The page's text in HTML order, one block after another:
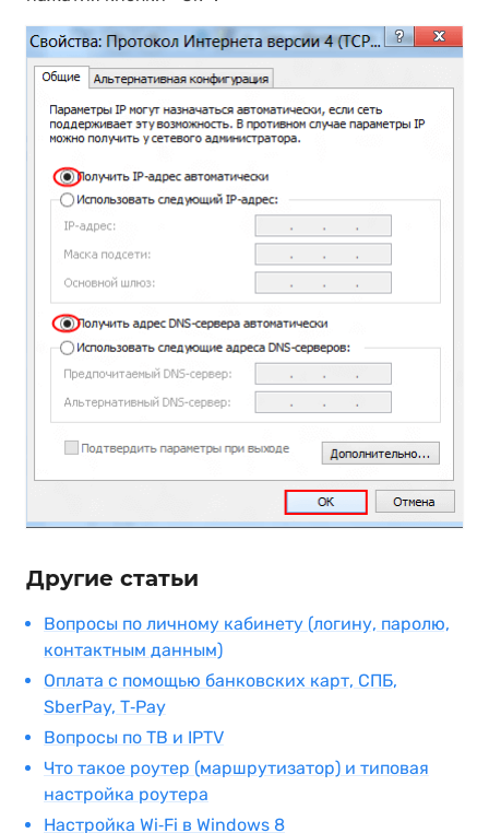
Другие статьи
Вопросы по личному кабинету (логину, паролю,
контактным данным)
Оплата с помощью банковских карт, СПБ,
SberPay, T‑Pay
Вопросы по ТВ и IPTV
Что такое роутер (маршрутизатор) и типовая
настройка роутера
Настройка Wi‑Fi в Windows 8